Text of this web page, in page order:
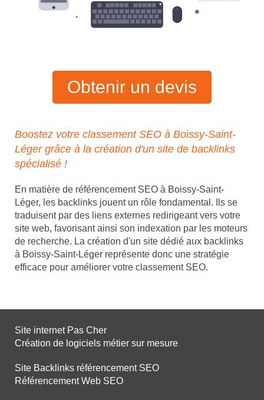
Obtenir un devis
Boostez votre classement SEO à Boissy-Saint-
Léger grâce à la création d'un site de backlinks
spécialisé !
En matière de référencement SEO à Boissy-Saint-
Léger, les backlinks jouent un rôle fondamental. Ils se
traduisent par des liens externes redirigeant vers votre
site web, favorisant ainsi son indexation par les moteurs
de recherche. La création d'un site dédié aux backlinks
à Boissy-Saint-Léger représente donc une stratégie
efficace pour améliorer votre classement SEO.
Site internet Pas Cher
Création de logiciels métier sur mesure
Site Backlinks référencement SEO
Référencement Web SEO